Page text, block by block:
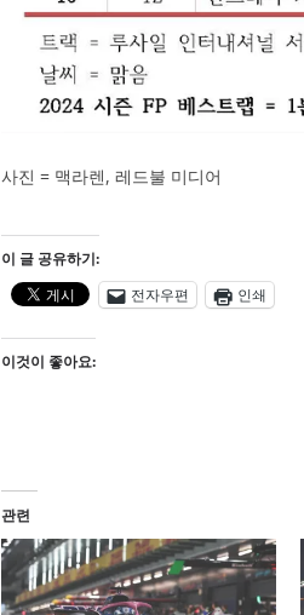
사진 = 맥라렌, 레드불 미디어
이 글 공유하기:
전자우편
인쇄
이것이 좋아요:
관련